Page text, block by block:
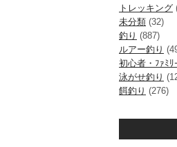
トレッキング
未分類 (32)
釣り (887)
ルアー釣り
初心者・ﾌｧﾐﾘ
泳がせ釣り
餌釣り (276)